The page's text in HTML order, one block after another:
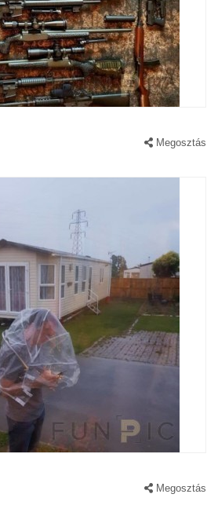
Megosztás
Megosztás